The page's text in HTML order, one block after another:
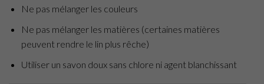
Ne pas mélanger les couleurs
Ne pas mélanger les matières (certaines matières
peuvent rendre le lin plus rêche)
Utiliser un savon doux sans chlore ni agent blanchissant